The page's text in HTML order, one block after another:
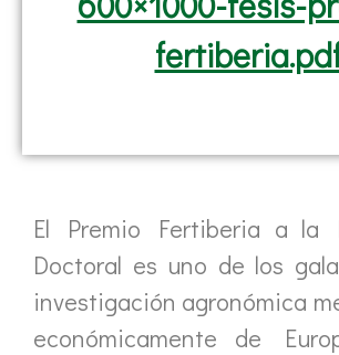
El Premio Fertiberia a la
Doctoral es uno de los
investigación agronómica
económicamente de